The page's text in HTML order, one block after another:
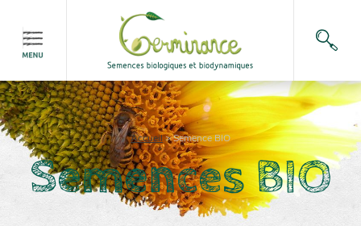
Accueil>Semence BIO
Semences BIO